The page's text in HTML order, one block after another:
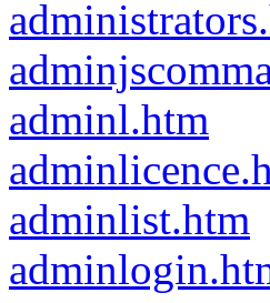
adminl.htm
adminlist.htm